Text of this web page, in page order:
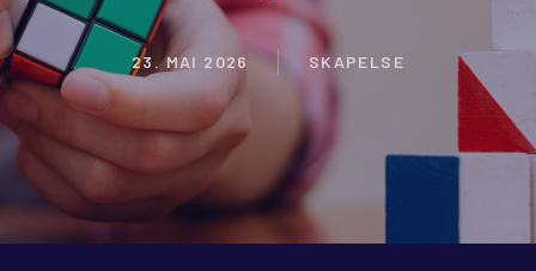
23. MAI 2026 SKAPELSE